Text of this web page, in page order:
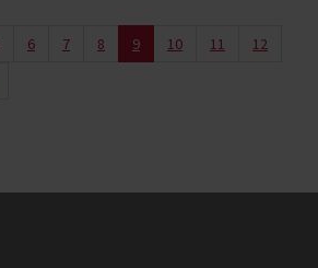
6 7 8 9 10 11
12